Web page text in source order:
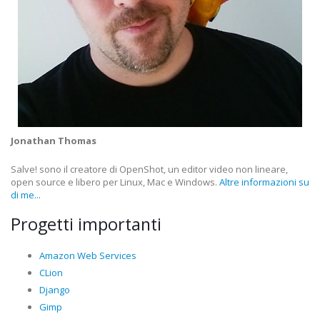
Jonathan Thomas
Salve! sono il creatore di OpenShot, un editor video non lineare,
open source e libero per Linux, Mac e Windows. Altre informazioni su
di me...
Progetti importanti
Amazon Web Services
CLion
Django
Gimp